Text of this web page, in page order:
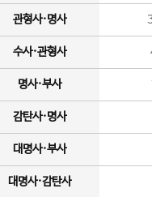
관형사·명사
수사·관형사
명사·부사
감탄사·명사
대명사·부사
대명사·감탄사